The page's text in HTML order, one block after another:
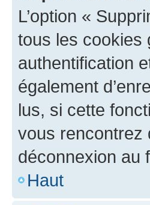
L’option «
tous les cookies
authentification
également
lus, si cette
vous rencontrez
déconnexion au
Haut